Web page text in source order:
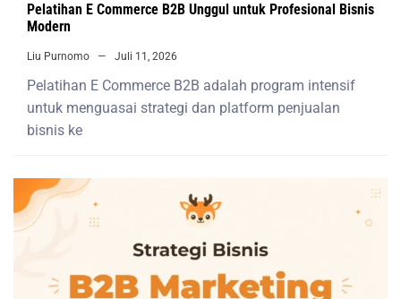
Pelatihan E Commerce B2B Unggul untuk Profesional Bisnis
Modern
Liu Purnomo Juli 11, 2026
Pelatihan E Commerce B2B adalah program intensif
untuk menguasai strategi dan platform penjualan
bisnis ke